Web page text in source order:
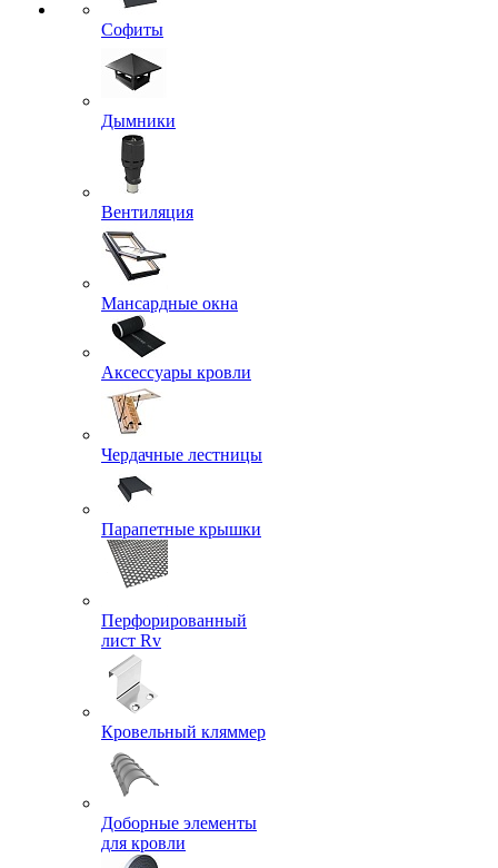
Софиты
Дымники
Вентиляция
Мансардные окна
Аксессуары кровли
Чердачные лестницы
Парапетные крышки
Перфорированный
лист Rv
Кровельный кляммер
Доборные элементы
для кровли